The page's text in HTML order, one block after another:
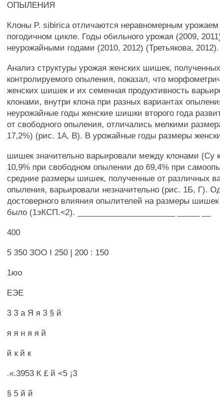
ОПЫЛЕНИЯ
Клоны P. sibirica отличаются неравномерным
погодичном цикле. Годы обильного урожая (2009,
неурожайными годами (2010, 2012) (Третьякова, 2012).
Анализ структуры урожая женских шишек,
контролируемого опыления, показал, что
женских шишек и их семенная продуктивность
клонами, внутри клона при разных вариантах
неурожайные годы женские шишки второго года
от свободного опыления, отличались мелкими
17,2%) (рис. 1А, В). В урожайные годы размеры
шишек значительно варьировали между клонами (Су
10,9% при свободном опылении до 69,4% при
средние размеры шишек, полученные от различных
опыления, варьировали незначительно (рис. 1Б, Г).
достоверного влияния опылителей на размеры
было (1эКСП.<2). ______________________ _____ __
400
5 350 ЗОО I 250 | 200 : 150
1юо
ЕЭЕ
3 3 а Я я 3 § й
я я н я я й
й к й к
.«.3953 К £ й <5 ¡3
§ 5 й й